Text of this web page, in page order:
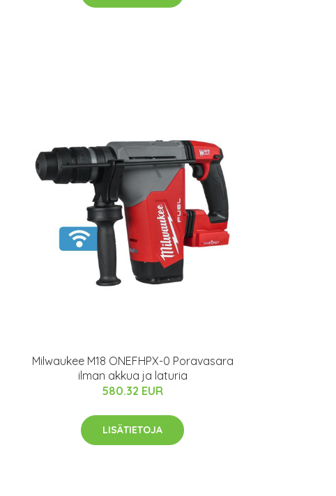
Milwaukee M18 ONEFHPX-0 Poravasara
ilman akkua ja laturia
580.32 EUR
LISÄTIETOJA